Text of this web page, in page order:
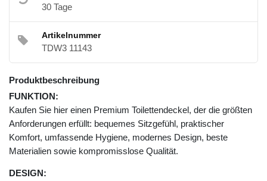
30 Tage
Artikelnummer
TDW3 11143
Produktbeschreibung
FUNKTION:
Kaufen Sie hier einen Premium Toilettendeckel, der die größten
Anforderungen erfüllt: bequemes Sitzgefühl, praktischer
Komfort, umfassende Hygiene, modernes Design, beste
Materialien sowie kompromisslose Qualität.
DESIGN: